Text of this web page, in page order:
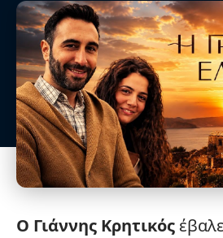
Ο Γιάννης Κρητικός